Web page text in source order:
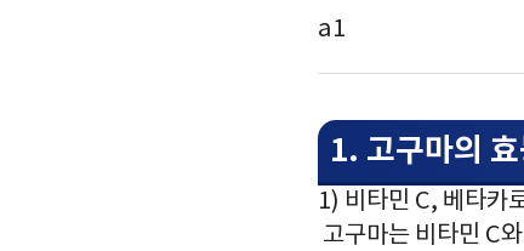
a1
1. 고구마의
1) 비타민 C, 베타카
고구마는 비타민 C